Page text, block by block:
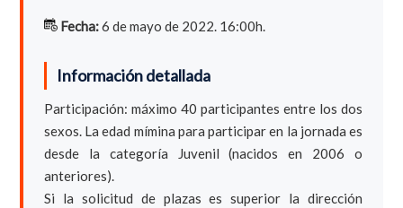
Fecha:6 de mayo de 2022. 16:00h.
Información detallada
Participación: máximo 40 participantes entre los dos
sexos. La edad mímina para participar en la jornada es
desde la categoría Juvenil (nacidos en 2006 o
anteriores).
Si la solicitud de plazas es superior la dirección